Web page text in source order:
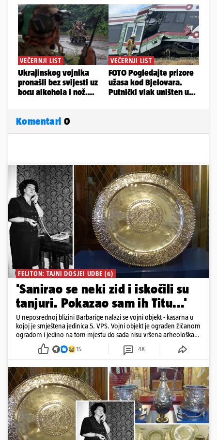
Komentari 0
FELJTON: TAJNI DOSJEI UDBE (6)
'Sanirao se neki zid i iskočili su
tanjuri. Pokazao sam ih Titu...'
U neposrednoj blizini Barbarige nalazi se vojni objekt - kasarna u
kojoj je smještena jedinica 5. VPS. Vojni objekt je ograđen žičanom
ogradom i jedino na tom mjestu do sada nisu vršena arheološka
istraživanja
15 48